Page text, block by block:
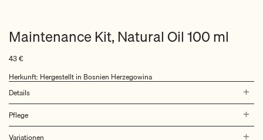
Maintenance Kit, Natural Oil 100 ml
43€
Herkunft: Hergestellt in Bosnien Herzegowina
Details
Pflege
Variationen